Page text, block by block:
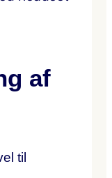
af
til